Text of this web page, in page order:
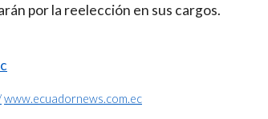
por la reelección en sus cargos.
www.ecuadornews.com.ec